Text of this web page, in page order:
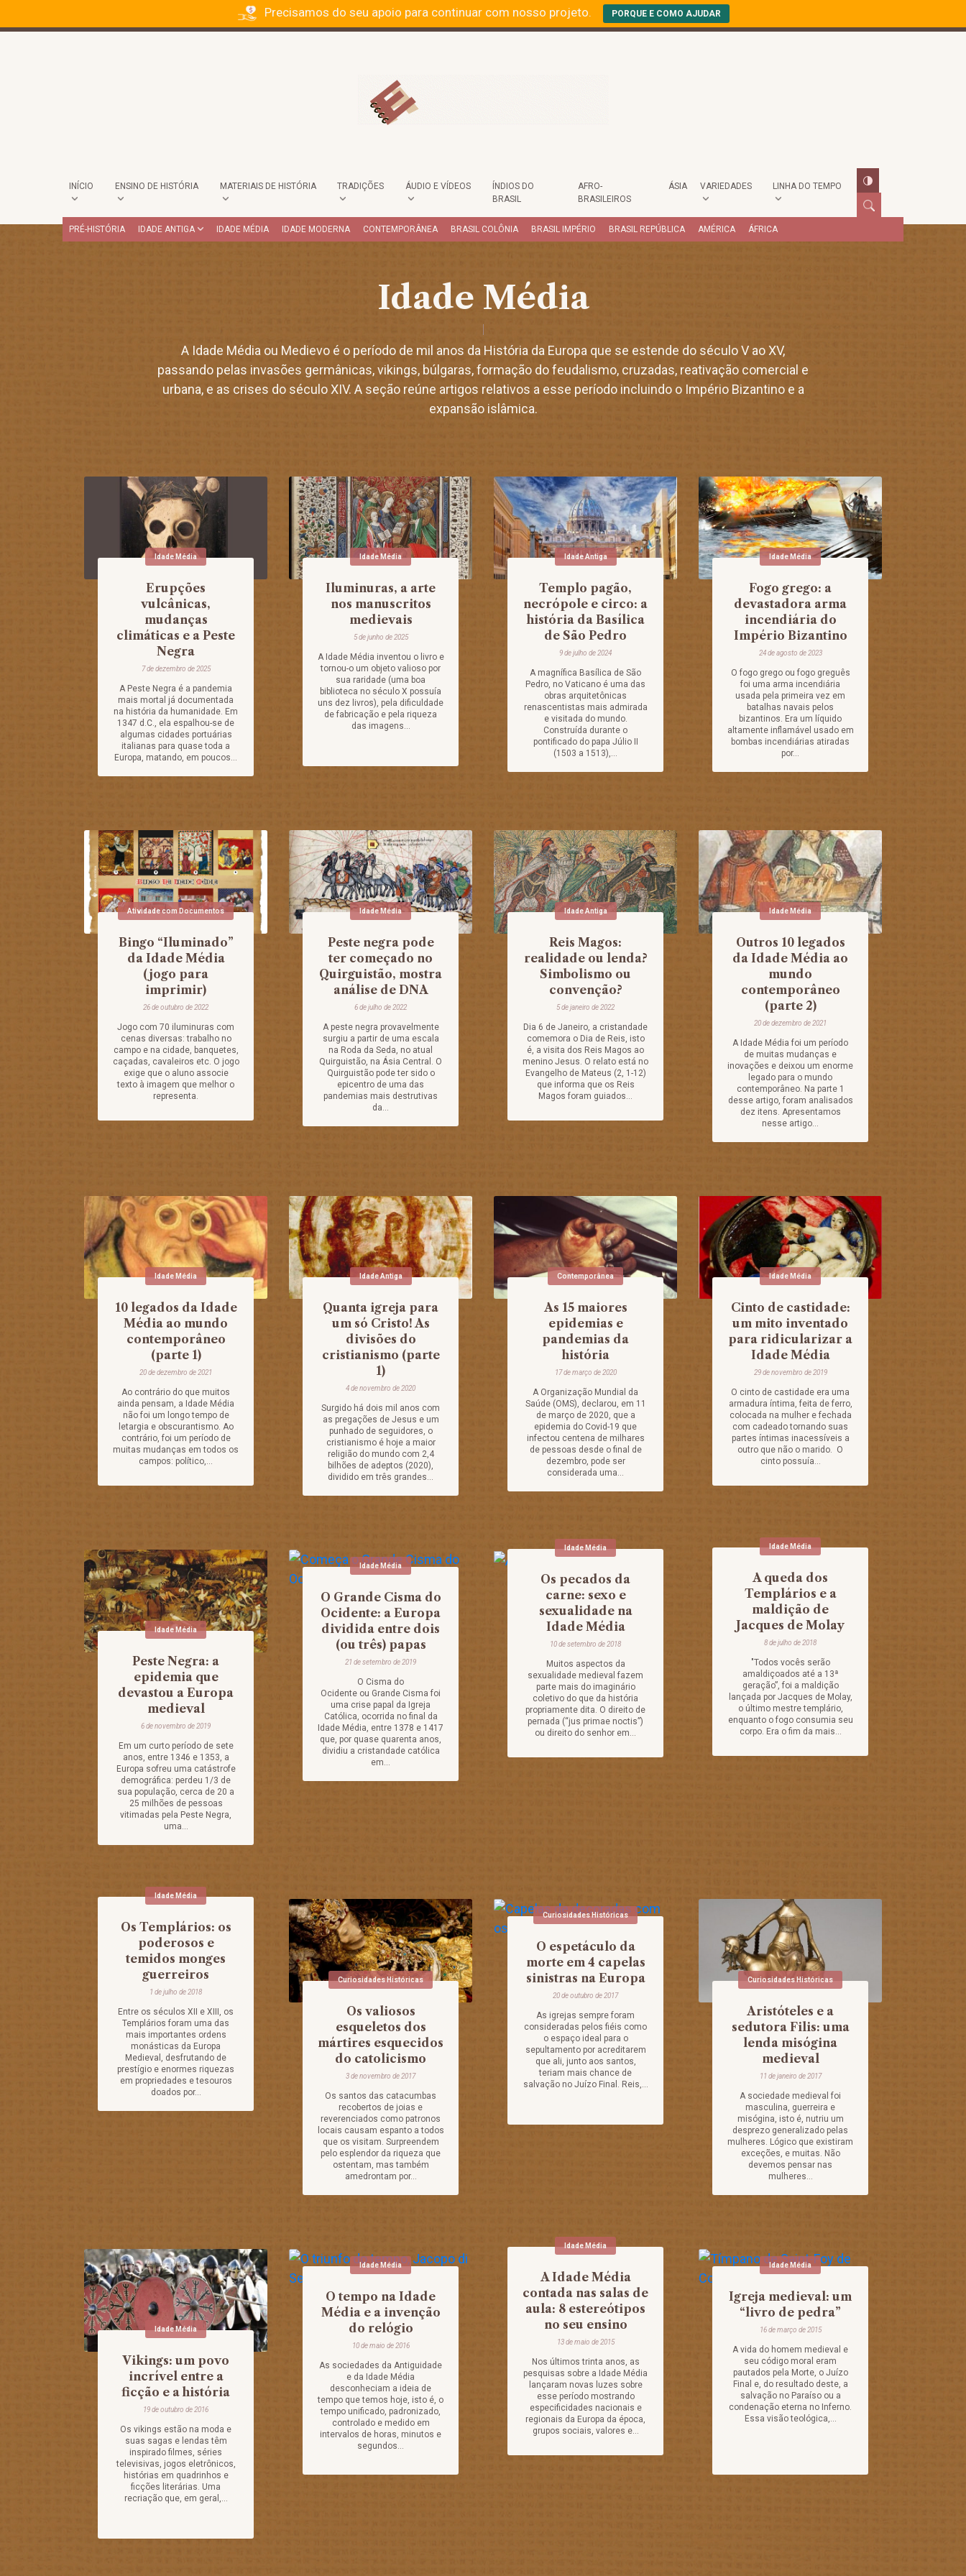
Precisamos do seu apoio para continuar com nosso projeto. PORQUE E COMO AJUDAR
INÍCIO ENSINO DE HISTÓRIA MATERIAIS DE HISTÓRIA TRADIÇÕES ÁUDIO E VÍDEOS
ÍNDIOS DO
BRASIL
AFRO-
BRASILEIROS
ÁSIA VARIEDADES LINHA DO TEMPO
PRÉ-HISTÓRIA IDADE ANTIGA IDADE MÉDIA IDADE MODERNA CONTEMPORÂNEA BRASIL COLÔNIA BRASIL IMPÉRIO BRASIL REPÚBLICA AMÉRICA ÁFRICA
Idade Média
A Idade Média ou Medievo é o período de mil anos da História da Europa que se estende do século V ao XV,
passando pelas invasões germânicas, vikings, búlgaras, formação do feudalismo, cruzadas, reativação comercial e
urbana, e as crises do século XIV. A seção reúne artigos relativos a esse período incluindo o Império Bizantino e a
expansão islâmica.
Idade Média
Erupções
vulcânicas,
mudanças
climáticas e a Peste
Negra
7 de dezembro de 2025
A Peste Negra é a pandemia
mais mortal já documentada
na história da humanidade. Em
1347 d.C., ela espalhou-se de
algumas cidades portuárias
italianas para quase toda a
Europa, matando, em poucos...
Idade Média
Iluminuras, a arte
nos manuscritos
medievais
5 de junho de 2025
A Idade Média inventou o livro e
tornou-o um objeto valioso por
sua raridade (uma boa
biblioteca no século X possuía
uns dez livros), pela dificuldade
de fabricação e pela riqueza
das imagens...
Idade Antiga
Templo pagão,
necrópole e circo: a
história da Basílica
de São Pedro
9 de julho de 2024
A magnífica Basílica de São
Pedro, no Vaticano é uma das
obras arquitetônicas
renascentistas mais admirada
e visitada do mundo.
Construída durante o
pontificado do papa Júlio II
(1503 a 1513),...
Idade Média
Fogo grego: a
devastadora arma
incendiária do
Império Bizantino
24 de agosto de 2023
O fogo grego ou fogo greguês
foi uma arma incendiária
usada pela primeira vez em
batalhas navais pelos
bizantinos. Era um líquido
altamente inflamável usado em
bombas incendiárias atiradas
por...
Atividade com Documentos
Bingo “Iluminado”
da Idade Média
(jogo para
imprimir)
26 de outubro de 2022
Jogo com 70 iluminuras com
cenas diversas: trabalho no
campo e na cidade, banquetes,
caçadas, cavaleiros etc. O jogo
exige que o aluno associe
texto à imagem que melhor o
representa.
Idade Média
Peste negra pode
ter começado no
Quirguistão, mostra
análise de DNA
6 de julho de 2022
A peste negra provavelmente
surgiu a partir de uma escala
na Roda da Seda, no atual
Quirguistão, na Ásia Central. O
Quirguistão pode ter sido o
epicentro de uma das
pandemias mais destrutivas
da...
Idade Antiga
Reis Magos:
realidade ou lenda?
Simbolismo ou
convenção?
5 de janeiro de 2022
Dia 6 de Janeiro, a cristandade
comemora o Dia de Reis, isto
é, a visita dos Reis Magos ao
menino Jesus. O relato está no
Evangelho de Mateus (2, 1-12)
que informa que os Reis
Magos foram guiados...
Idade Média
Outros 10 legados
da Idade Média ao
mundo
contemporâneo
(parte 2)
20 de dezembro de 2021
A Idade Média foi um período
de muitas mudanças e
inovações e deixou um enorme
legado para o mundo
contemporâneo. Na parte 1
desse artigo, foram analisados
dez itens. Apresentamos
nesse artigo...
Idade Média
10 legados da Idade
Média ao mundo
contemporâneo
(parte 1)
20 de dezembro de 2021
Ao contrário do que muitos
ainda pensam, a Idade Média
não foi um longo tempo de
letargia e obscurantismo. Ao
contrário, foi um período de
muitas mudanças em todos os
campos: político,...
Idade Antiga
Quanta igreja para
um só Cristo! As
divisões do
cristianismo (parte
1)
4 de novembro de 2020
Surgido há dois mil anos com
as pregações de Jesus e um
punhado de seguidores, o
cristianismo é hoje a maior
religião do mundo com 2,4
bilhões de adeptos (2020),
dividido em três grandes...
Contemporânea
As 15 maiores
epidemias e
pandemias da
história
17 de março de 2020
A Organização Mundial da
Saúde (OMS), declarou, em 11
de março de 2020, que a
epidemia do Covid-19 que
infectou centena de milhares
de pessoas desde o final de
dezembro, pode ser
considerada uma...
Idade Média
Cinto de castidade:
um mito inventado
para ridicularizar a
Idade Média
29 de novembro de 2019
O cinto de castidade era uma
armadura íntima, feita de ferro,
colocada na mulher e fechada
com cadeado tornando suas
partes íntimas inacessíveis a
outro que não o marido. O
cinto possuía...
Idade Média
Peste Negra: a
epidemia que
devastou a Europa
medieval
6 de novembro de 2019
Em um curto período de sete
anos, entre 1346 e 1353, a
Europa sofreu uma catástrofe
demográfica: perdeu 1/3 de
sua população, cerca de 20 a
25 milhões de pessoas
vitimadas pela Peste Negra,
uma...
Idade Média
O Grande Cisma do
Ocidente: a Europa
dividida entre dois
(ou três) papas
21 de setembro de 2019
O Cisma do
Ocidente ou Grande Cisma foi
uma crise papal da Igreja
Católica, ocorrida no final da
Idade Média, entre 1378 e 1417
que, por quase quarenta anos,
dividiu a cristandade católica
em...
Idade Média
Os pecados da
carne: sexo e
sexualidade na
Idade Média
10 de setembro de 2018
Muitos aspectos da
sexualidade medieval fazem
parte mais do imaginário
coletivo do que da história
propriamente dita. O direito de
pernada (“jus primae noctis”)
ou direito do senhor em...
Idade Média
A queda dos
Templários e a
maldição de
Jacques de Molay
8 de julho de 2018
"Todos vocês serão
amaldiçoados até a 13ª
geração”, foi a maldição
lançada por Jacques de Molay,
o último mestre templário,
enquanto o fogo consumia seu
corpo. Era o fim da mais...
Idade Média
Os Templários: os
poderosos e
temidos monges
guerreiros
1 de julho de 2018
Entre os séculos XII e XIII, os
Templários foram uma das
mais importantes ordens
monásticas da Europa
Medieval, desfrutando de
prestígio e enormes riquezas
em propriedades e tesouros
doados por...
Curiosidades Históricas
Os valiosos
esqueletos dos
mártires esquecidos
do catolicismo
3 de novembro de 2017
Os santos das catacumbas
recobertos de joias e
reverenciados como patronos
locais causam espanto a todos
que os visitam. Surpreendem
pelo esplendor da riqueza que
ostentam, mas também
amedrontam por...
Curiosidades Históricas
O espetáculo da
morte em 4 capelas
sinistras na Europa
20 de outubro de 2017
As igrejas sempre foram
consideradas pelos fiéis como
o espaço ideal para o
sepultamento por acreditarem
que ali, junto aos santos,
teriam mais chance de
salvação no Juízo Final. Reis,...
Curiosidades Históricas
Aristóteles e a
sedutora Filis: uma
lenda misógina
medieval
11 de janeiro de 2017
A sociedade medieval foi
masculina, guerreira e
misógina, isto é, nutriu um
desprezo generalizado pelas
mulheres. Lógico que existiram
exceções, e muitas. Não
devemos pensar nas
mulheres...
Idade Média
Vikings: um povo
incrível entre a
ficção e a história
19 de outubro de 2016
Os vikings estão na moda e
suas sagas e lendas têm
inspirado filmes, séries
televisivas, jogos eletrônicos,
histórias em quadrinhos e
ficções literárias. Uma
recriação que, em geral,...
Idade Média
O tempo na Idade
Média e a invenção
do relógio
10 de maio de 2016
As sociedades da Antiguidade
e da Idade Média
desconheciam a ideia de
tempo que temos hoje, isto é, o
tempo unificado, padronizado,
controlado e medido em
intervalos de horas, minutos e
segundos...
Idade Média
A Idade Média
contada nas salas de
aula: 8 estereótipos
no seu ensino
13 de maio de 2015
Nos últimos trinta anos, as
pesquisas sobre a Idade Média
lançaram novas luzes sobre
esse período mostrando
especificidades nacionais e
regionais da Europa da época,
grupos sociais, valores e...
Idade Média
Igreja medieval: um
“livro de pedra”
16 de março de 2015
A vida do homem medieval e
seu código moral eram
pautados pela Morte, o Juízo
Final e, do resultado deste, a
salvação no Paraíso ou a
condenação eterna no Inferno.
Essa visão teológica,...